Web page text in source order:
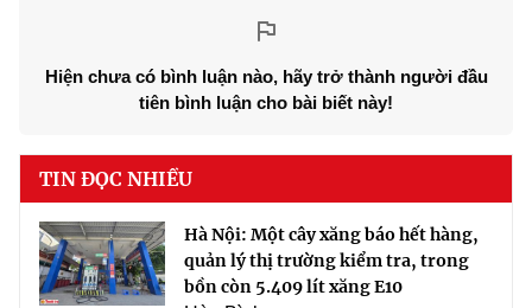
Hiện chưa có bình luận nào, hãy trở thành người đầu
tiên bình luận cho bài biết này!
TIN ĐỌC NHIỀU
Hà Nội: Một cây xăng báo hết hàng,
quản lý thị trường kiểm tra, trong
bồn còn 5.409 lít xăng E10